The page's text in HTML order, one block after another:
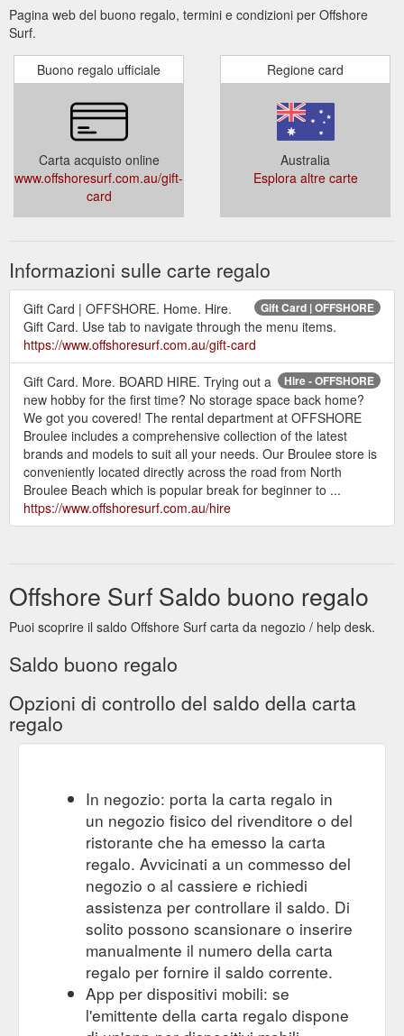
Pagina web del buono regalo, termini e condizioni per Offshore
Surf.
Buono regalo ufficiale
Carta acquisto online
www.offshoresurf.com.au/gift-
card
Regione card
Australia
Esplora altre carte
Informazioni sulle carte regalo
Gift Card | OFFSHORE
Gift Card | OFFSHORE. Home. Hire.
Gift Card. Use tab to navigate through the menu items.
https://www.offshoresurf.com.au/gift-card
Hire - OFFSHORE
Gift Card. More. BOARD HIRE. Trying out a
new hobby for the first time? No storage space back home?
We got you covered! The rental department at OFFSHORE
Broulee includes a comprehensive collection of the latest
brands and models to suit all your needs. Our Broulee store is
conveniently located directly across the road from North
Broulee Beach which is popular break for beginner to ...
https://www.offshoresurf.com.au/hire
Offshore Surf Saldo buono regalo
Puoi scoprire il saldo Offshore Surf carta da negozio / help desk.
Saldo buono regalo
Opzioni di controllo del saldo della carta
regalo
In negozio: porta la carta regalo in
un negozio fisico del rivenditore o del
ristorante che ha emesso la carta
regalo. Avvicinati a un commesso del
negozio o al cassiere e richiedi
assistenza per controllare il saldo. Di
solito possono scansionare o inserire
manualmente il numero della carta
regalo per fornire il saldo corrente.
App per dispositivi mobili: se
l'emittente della carta regalo dispone